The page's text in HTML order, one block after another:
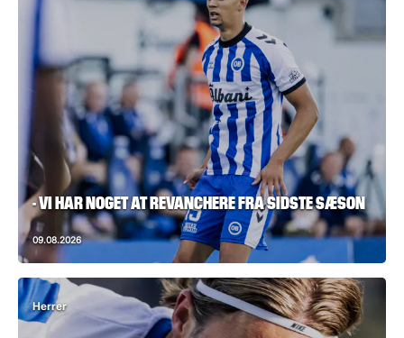
- VI HAR NOGET AT REVANCHERE FRA SIDSTE SÆSON
09.08.2026
Herrer